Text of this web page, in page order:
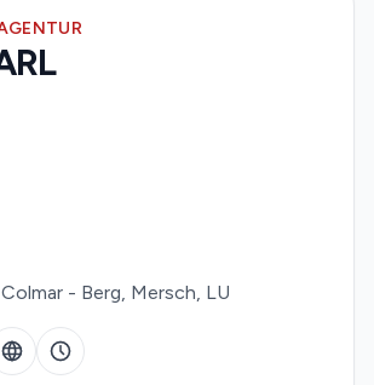
- Berg, Mersch, LU